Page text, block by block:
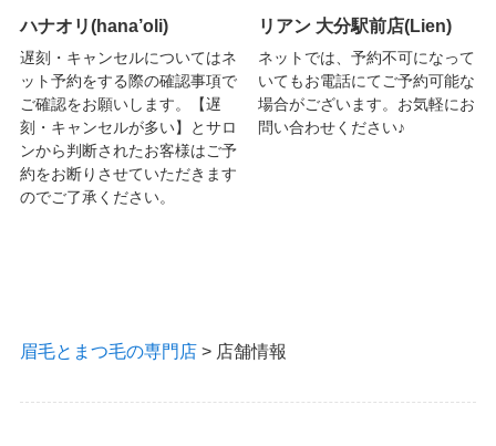
ハナオリ(hana’oli)
遅刻・キャンセルについてはネ
ット予約をする際の確認事項で
ご確認をお願いします。【遅
刻・キャンセルが多い】とサロ
ンから判断されたお客様はご予
約をお断りさせていただきます
のでご了承ください。
リアン 大分駅前店(Lien)
ネットでは、予約不可になって
いてもお電話にてご予約可能な
場合がございます。お気軽にお
問い合わせください♪
眉毛とまつ毛の専門店> 店舗情報